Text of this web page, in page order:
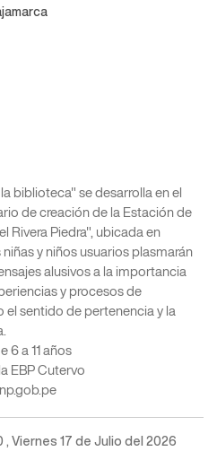
biblioteca" se desarrolla en el
de creación de la Estación de
Rivera Piedra", ubicada en
y niños usuarios plasmarán
alusivos a la importancia
y procesos de
sentido de pertenencia y la
6 a 11 años
EBP Cutervo
, Viernes 17 de Julio del 2026